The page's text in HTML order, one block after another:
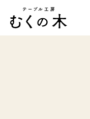
テーブ